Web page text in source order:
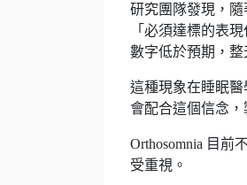
研究團隊發現，隨
「必須達標的表
數字低於預期，
這種現象在睡眠醫
會配合這個信念，
Orthosomnia 目前
受重視。